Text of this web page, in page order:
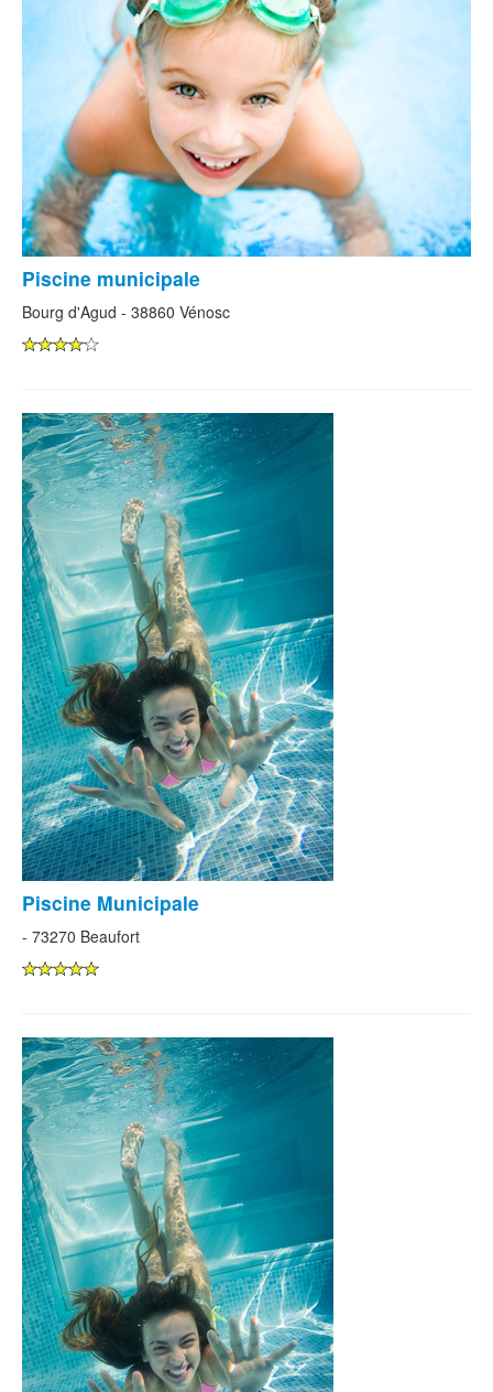
Piscine municipale
Bourg d'Agud - 38860 Vénosc
Piscine Municipale
- 73270 Beaufort